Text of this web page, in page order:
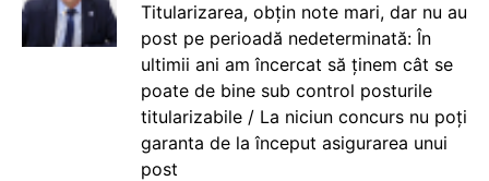
Titularizarea, obțin note mari, dar nu au
post pe perioadă nedeterminată: În
ultimii ani am încercat să ținem cât se
poate de bine sub control posturile
titularizabile / La niciun concurs nu poți
garanta de la început asigurarea unui
post